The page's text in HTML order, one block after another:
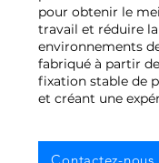
pour obtenir le
travail et réduire
environnements
fabriqué à partir
fixation stable de
et créant une
Contactez-nous